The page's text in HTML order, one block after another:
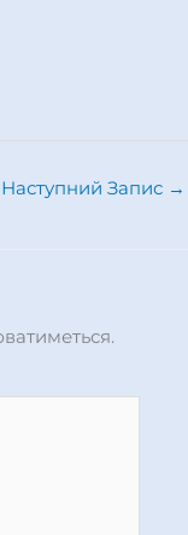
Наступний Запис →